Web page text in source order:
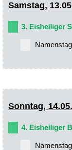
Samstag,
3. Eisheiliger
Sonntag,
4. Eisheiliger